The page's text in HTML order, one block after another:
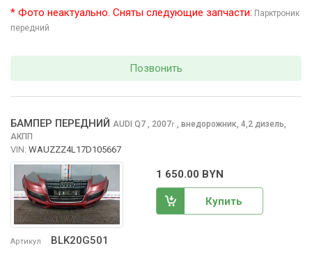
* Фото неактуально. Сняты следующие запчасти: Парктроник
передний
Позвонить
Артикул BLK20G501
БАМПЕР ПЕРЕДНИЙ AUDI Q7 , 2007г., внедорожник, 4,2 дизель,
АКПП
VIN: WAUZZZ4L17D105667
1 650.00 BYN
Купить